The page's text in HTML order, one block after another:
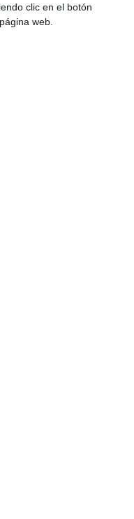
clic en el botón
web.
FINAL